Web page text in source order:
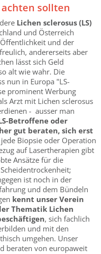
achten sollten
Lichen sclerosus (LS)
und Österreich
und der
andererseits aber
lässt sich Geld
alt wie wahr. Die
nun in Europa "LS-
prominent Werbung
Arzt mit Lichen sclerosus
- ausser man
Betroffene oder
gut beraten, sich erst
Biopsie oder Operation
auf Lasertherapien gibt
Ansätze für die
ist noch in der
und dem Bündeln
kennt unser Verein
Thematik Lichen
, sich fachlich
und mit den
umgehen. Unser
beraten von europaweit